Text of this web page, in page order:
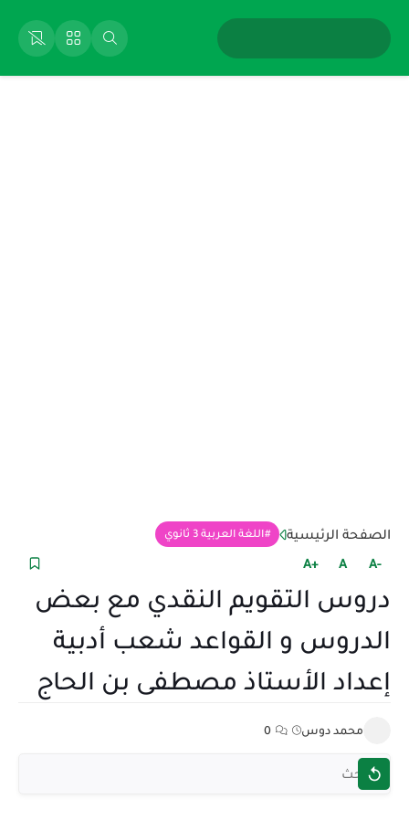
الصفحة الرئيسية اللغة العربية 3 ثانوي
+A A -A
دروس التقويم النقدي مع بعض
الدروس و القواعد شعب أدبية
إعداد الأستاذ مصطفى بن الحاج
محمد دوس 0